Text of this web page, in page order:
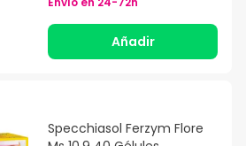
Añadir
Specchiasol Ferzym Flore